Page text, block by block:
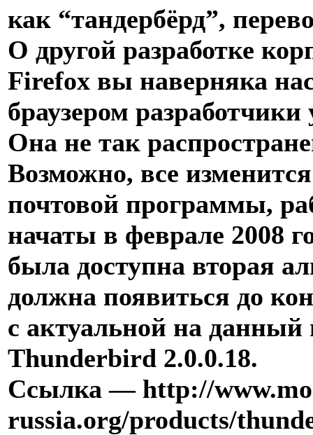
как “тандербёрд”,
О другой разработке
Firefox вы наверняка
браузером
Она не так
Возможно, все
почтовой программы,
начаты в феврале 2008
была доступна вторая
должна появиться до
с актуальной на
Thunderbird 2.0.0.18.
Ссылка — http://
russia.org/products/